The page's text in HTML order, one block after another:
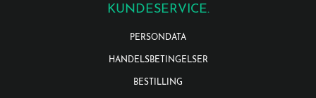
KUNDESERVICE.
PERSONDATA
HANDELSBETINGELSER
BESTILLING